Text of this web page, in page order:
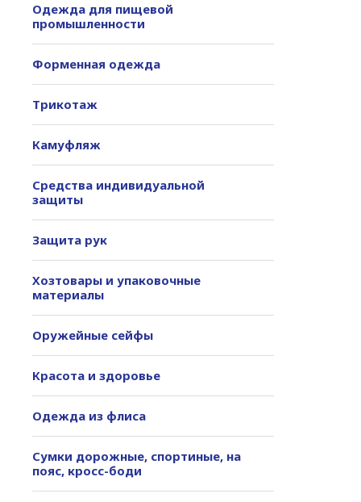
Одежда для пищевой
промышленности
Форменная одежда
Трикотаж
Камуфляж
Средства индивидуальной
защиты
Защита рук
Хозтовары и упаковочные
материалы
Оружейные сейфы
Красота и здоровье
Одежда из флиса
Сумки дорожные, спортиные, на
пояс, кросс-боди